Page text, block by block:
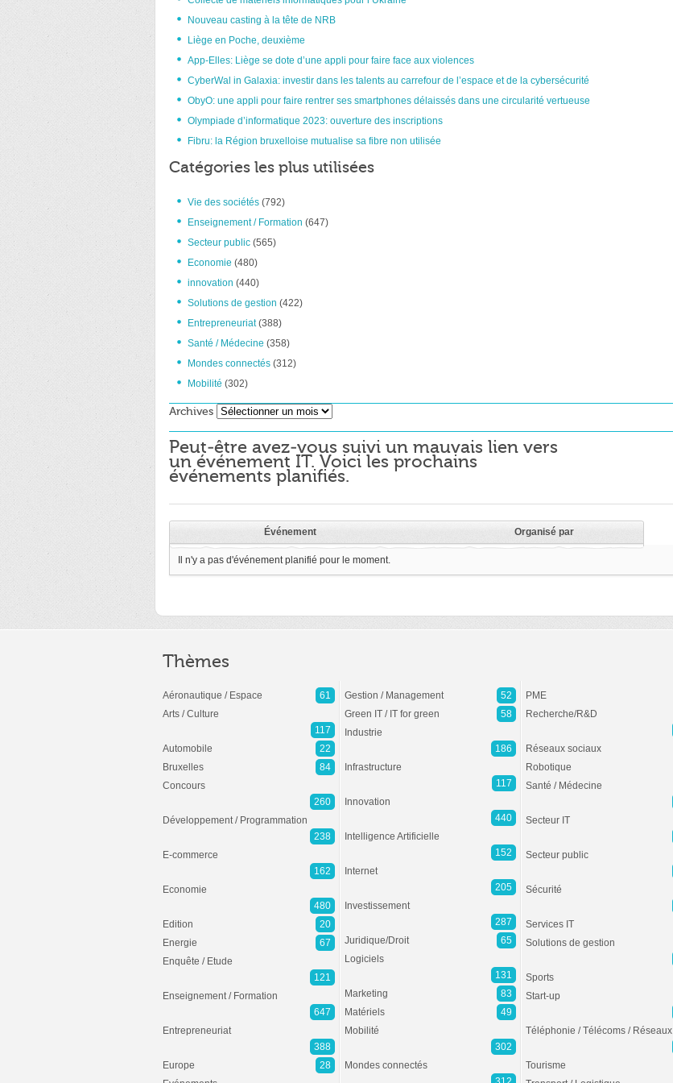
Nouveau casting à la tête de NRB
Liège en Poche, deuxième
App-Elles: Liège se dote d’une appli pour faire face aux violences
CyberWal in Galaxia: investir dans les talents au carrefour de l’espace et de la cybersécurité
ObyO: une appli pour faire rentrer ses smartphones délaissés dans une circularité vertueuse
Olympiade d’informatique 2023: ouverture des inscriptions
Fibru: la Région bruxelloise mutualise sa fibre non utilisée
Catégories les plus utilisées
Vie des sociétés (792)
Enseignement / Formation (647)
Secteur public (565)
Economie (480)
innovation (440)
Solutions de gestion (422)
Entrepreneuriat(388)
Santé / Médecine (358)
Mondes connectés (312)
Mobilité (302)
Archives Archives
Peut-être avez-vous suivi un mauvais lien vers
un événement IT. Voici les prochains
événements planifiés.
Événement Organisé par
Il n'y a pas d'événement planifié pour le moment.
Thèmes
Aéronautique / Espace
61
Arts / Culture
117
Automobile
22
Bruxelles
84
Concours
260
Développement / Programmation
238
E-commerce
162
Economie
480
Edition
20
Energie
67
Enquête / Etude
121
Enseignement / Formation
647
Entrepreneuriat
388
Europe
28
Gestion / Management
52
Green IT / IT for green
58
Industrie
186
Infrastructure
117
Innovation
440
Intelligence Artificielle
152
Internet
205
Investissement
287
Juridique/Droit
65
Logiciels
131
Marketing
83
Matériels
49
Mobilité
302
Mondes connectés
PME
Recherche/R&D
Réseaux sociaux
Robotique
Santé / Médecine
Secteur IT
Secteur public
Sécurité
Services IT
Solutions de gestion
Sports
Start-up
Téléphonie / Télécoms / Réseaux
Tourisme